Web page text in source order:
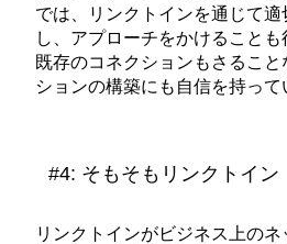
では、リンクトインを通じて
し、アプローチをかけることも
既存のコネクションもさるこ
ションの構築にも自信を持って
#4: そもそもリンクトイン
リンクトインがビジネス上の